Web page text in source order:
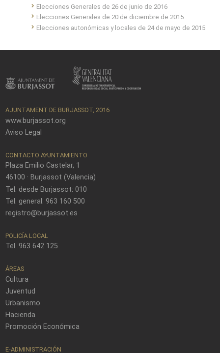
Elecciones Generales de 26 de junio de 2016
Elecciones Generales de 20 de diciembre de 2015
Elecciones autonómicas y locales de 24 de mayo de 2015
AJUNTAMENT DE BURJASSOT, 2016
www.burjassot.org
Aviso Legal
CONTACTO AYUNTAMIENTO
Plaza Emilio Castelar, 1
46100 · Burjassot (Valencia)
Tel. desde Burjassot: 010
Tel. general: 963 160 500
registro@burjassot.es
POLICÍA LOCAL
Tel. 963 642 125
ÁREAS
Cultura
Juventud
Urbanismo
Hacienda
Promoción Económica
E-ADMINISTRACIÓN